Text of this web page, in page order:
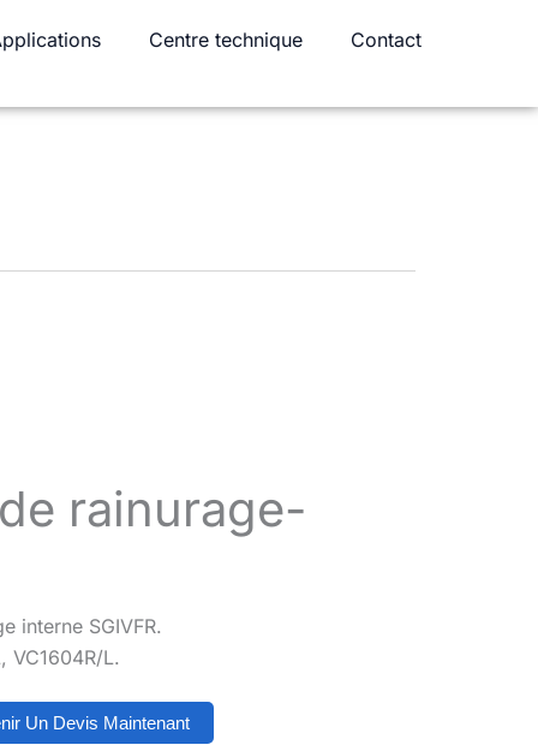
Centre technique Contact
rainurage-
interne SGIVFR.
VC1604R/L.
Un Devis Maintenant